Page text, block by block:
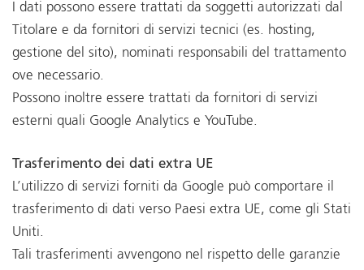
I dati possono essere trattati da soggetti autorizzati dal
Titolare e da fornitori di servizi tecnici (es. hosting,
gestione del sito), nominati responsabili del trattamento
ove necessario.
Possono inoltre essere trattati da fornitori di servizi
esterni quali Google Analytics e YouTube.
Trasferimento dei dati extra UE
L’utilizzo di servizi forniti da Google può comportare il
trasferimento di dati verso Paesi extra UE, come gli Stati
Uniti.
Tali trasferimenti avvengono nel rispetto delle garanzie